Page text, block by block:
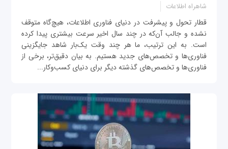
شاهراه اطلاعات
قطار تحول و پیشرفت در دنیای فناوری اطلاعات، هیچ‌گاه متوقف
نشده و جالب آن‌که در چند سال اخیر سرعت بیشتری پیدا کرده
است. به این ترتیب، ما هر چند وقت یک‌بار شاهد جایگزینی
فناوری‌ها و تخصص‌های جدید هستیم. به بیان دقیق‌تر، برخی از
فناوری‌ها و تخصص‌های گذشته دیگر برای دنیای کسب‌وکار...